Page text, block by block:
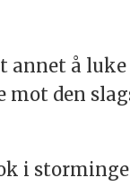
annet å
mot den
i